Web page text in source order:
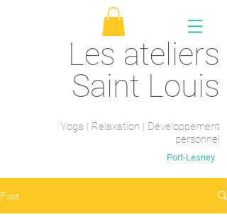
Les ateliers
Saint Louis
Yoga | Relaxation | Développement
personnel
Port-Lesney
Post